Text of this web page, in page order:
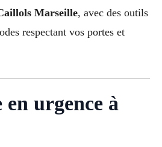
Marseille, avec des outils
respectant vos portes et
en urgence à